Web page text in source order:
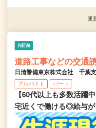
更
NEW
道路工事などの交通
日清警備東京株式会社 千葉
アルバイト パート
【60代以上も多数活躍
宅近くで働ける◎給与が